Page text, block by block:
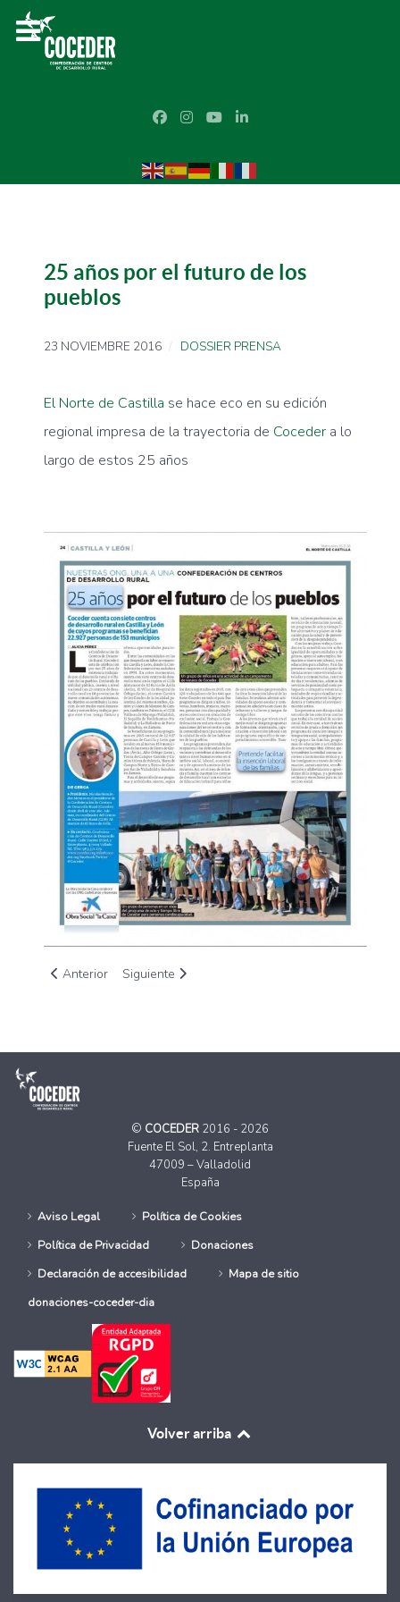
25 años por el futuro de los
pueblos
23 NOVIEMBRE 2016 DOSSIER PRENSA
El Norte de Castilla se hace eco en su edición
regional impresa de la trayectoria de Coceder a lo
largo de estos 25 años
Artículo anterior: Innovación, emprendimiento y desarrollo
Anterior Artículo siguiente: Olga Suárez, CDR El Prial:
Siguiente
© COCEDER 2016 - 2026
Fuente El Sol, 2. Entreplanta
47009 – Valladolid
España
Aviso Legal
Política de Cookies
Política de Privacidad
Donaciones
Declaración de accesibilidad
Mapa de sitio
donaciones-coceder-dia
Volver arriba